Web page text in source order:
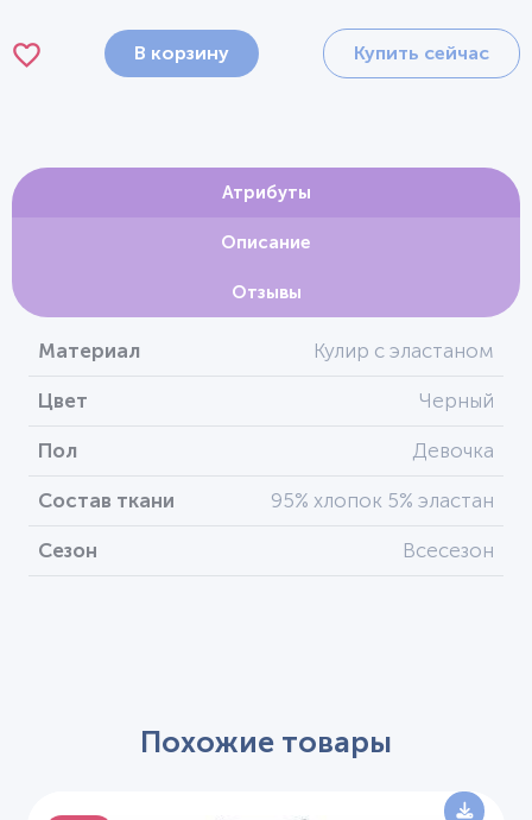
В корзину Купить сейчас
Атрибуты
Описание
Отзывы
Материал Кулир с эластаном
Цвет Черный
Пол Девочка
Состав ткани 95% хлопок 5% эластан
Сезон Всесезон
Похожие товары